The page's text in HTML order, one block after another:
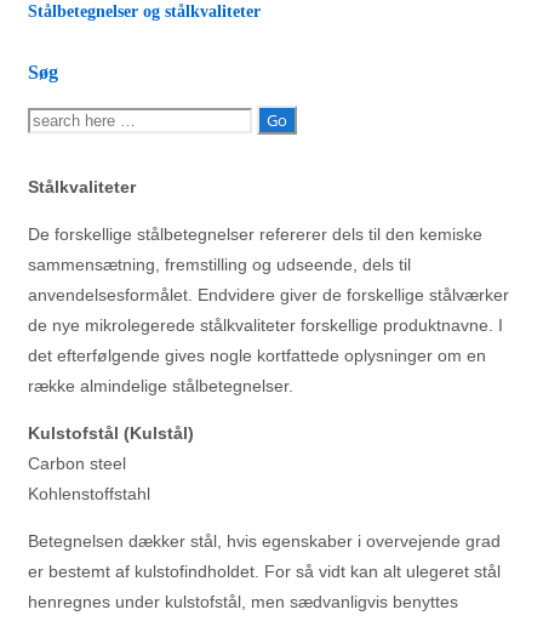
Stålbetegnelser og stålkvaliteter
Søg
Søg
Stålkvaliteter
De forskellige stålbetegnelser refererer dels til den kemiske
sammensætning, fremstilling og udseende, dels til
anvendelsesformålet. Endvidere giver de forskellige stålværker
de nye mikrolegerede stålkvaliteter forskellige produktnavne. I
det efterfølgende gives nogle kortfattede oplysninger om en
række almindelige stålbetegnelser.
Kulstofstål (Kulstål)
Carbon steel
Kohlenstoffstahl
Betegnelsen dækker stål, hvis egenskaber i overvejende grad
er bestemt af kulstofindholdet. For så vidt kan alt ulegeret stål
henregnes under kulstofstål, men sædvanligvis benyttes